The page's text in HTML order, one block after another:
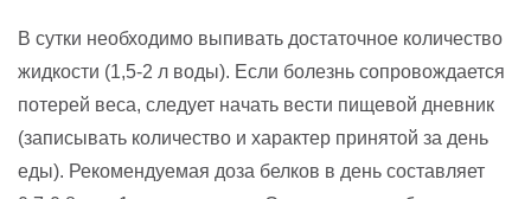
В сутки необходимо выпивать достаточное количество
жидкости (1,5-2 л воды). Если болезнь сопровождается
потерей веса, следует начать вести пищевой дневник
(записывать количество и характер принятой за день
еды). Рекомендуемая доза белков в день составляет